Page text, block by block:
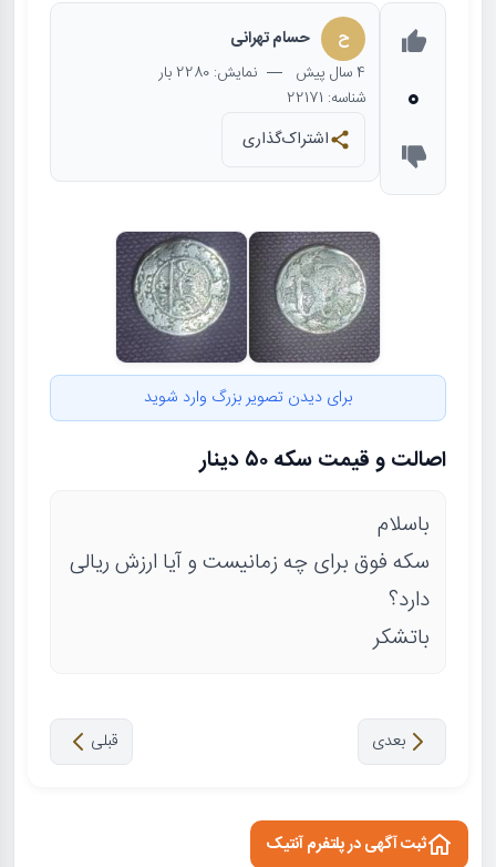
0
ح حسام تهرانی
4 سال پیش — نمایش: 2280 بار
شناسه: 22171
اشتراک‌گذاری
برای دیدن تصویر بزرگ وارد شوید
اصالت و قیمت سکه ۵۰ دینار
باسلام
سکه فوق برای چه زمانیست و آیا ارزش ریالی
دارد؟
باتشکر
قبلی بعدی
ثبت آگهی در پلتفرم آنتیک